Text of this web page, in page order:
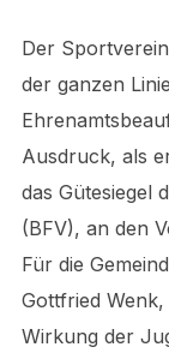
Der
der ganzen
Ausdruck, als
das Gütesiegel
(BFV), an den
Für die
Gottfried
Wirkung der